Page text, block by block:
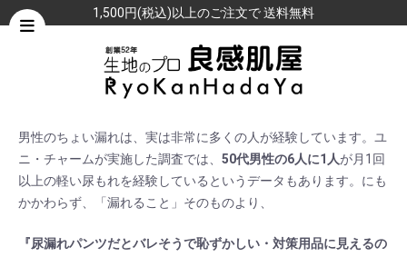
1,500円(税込)以上のご注文で 送料無料
男性のちょい漏れは、実は非常に多くの人が経験しています。ユ
ニ・チャームが実施した調査では、 50代男性の6人に1人が月1回
以上の軽い尿もれを経験しているというデータもあります。にも
かかわらず、「漏れること」そのものより、
『尿漏れパンツだとバレそうで恥ずかしい・対策用品に見えるの